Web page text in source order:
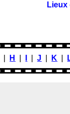
Lieux
H |J K